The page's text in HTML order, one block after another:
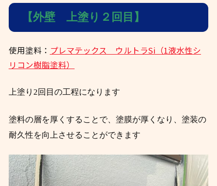
【外壁 上塗り２回目】
使用塗料： プレマテックス ウルトラSi（1液水性シ
リコン樹脂塗料）
上塗り2回目の工程になります
塗料の層を厚くすることで、塗膜が厚くなり、塗装の
耐久性を向上させることができます